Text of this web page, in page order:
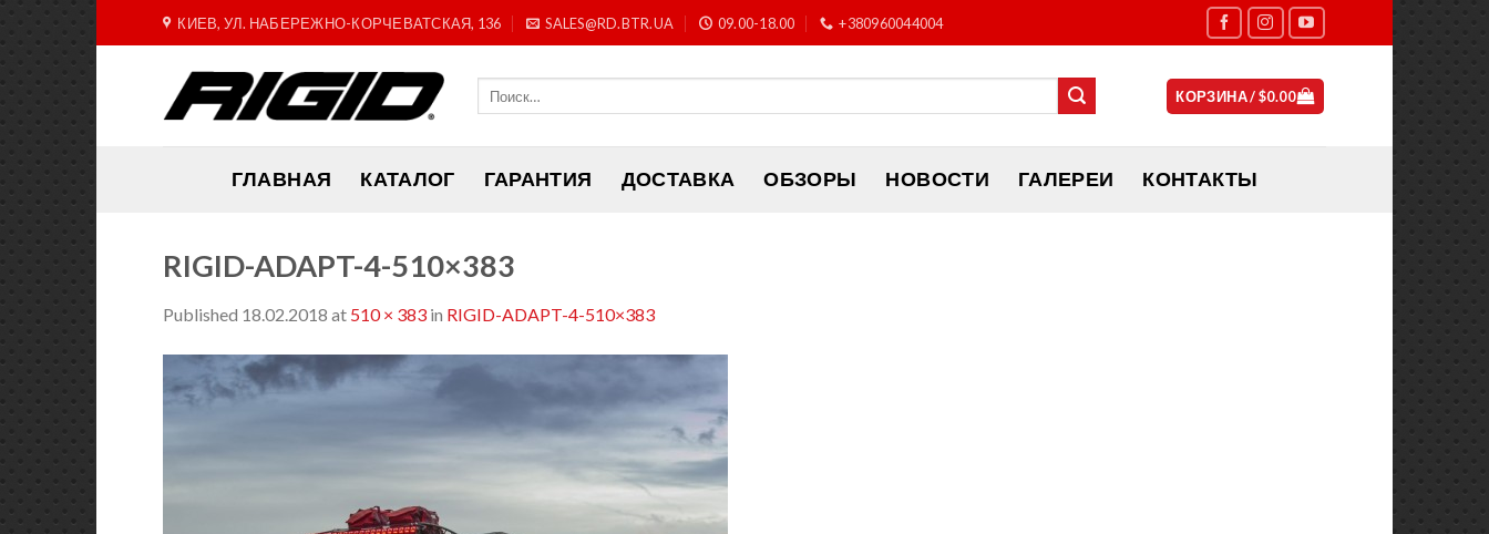
to
КИЕВ, УЛ. НАБЕРЕЖНО-КОРЧЕВАТСКАЯ, 136 SALES@RD.BTR.UA 09.00-18.00 +380960044004
КОРЗИНА /$0.00
ГЛАВНАЯ КАТАЛОГ ГАРАНТИЯ ДОСТАВКА ОБЗОРЫ НОВОСТИ ГАЛЕРЕИ КОНТАКТЫ
RIGID-ADAPT-4-510×383
Published 18.02.2018 at 510 × 383 in RIGID-ADAPT-4-510×383